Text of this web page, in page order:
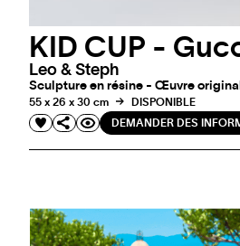
KID CUP -
Leo & Steph
Sculpture en résine - Œuvre
55 x 26 x 30 cm
DISPONIBLE
DEMANDER DES